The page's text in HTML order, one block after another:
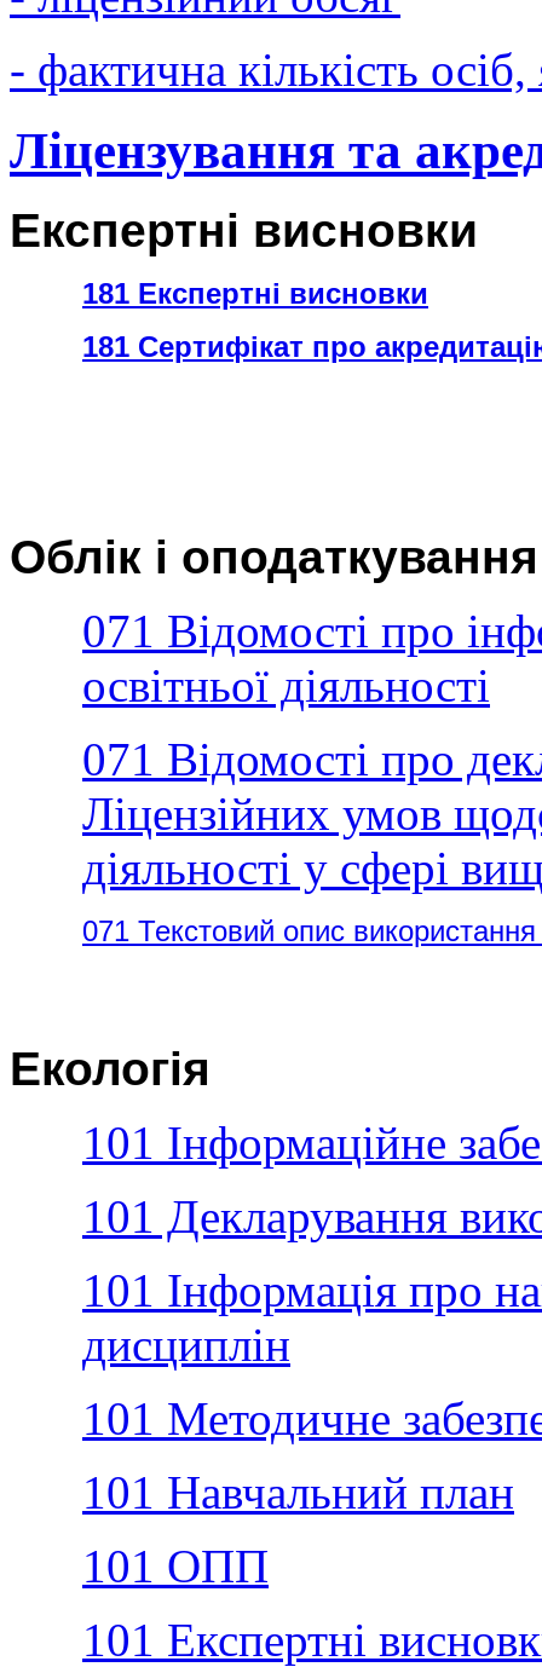
- фактична кількість
Ліцензування та
Експертні висновки
181 Експертні висновки
181 Сертифікат про
Облік і оподаткування
071 Відомості про
освітньої діяльності
071 Відомості про
Ліцензійних умов
діяльності у сфері
071 Текстовий опис
Екологія
101 Iнформацiйне
101 Декларування
101 Інформація про
дисциплін
101 Методичне
101 Навчальний план
101 ОПП
101 Експертні